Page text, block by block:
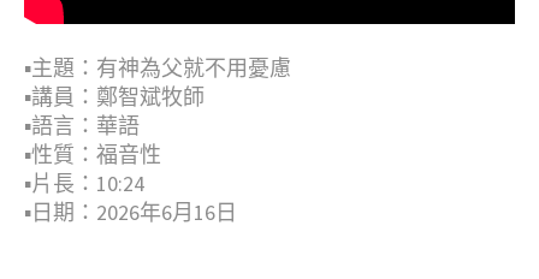
▪︎主題：有神為父就不用憂慮
▪︎講員：鄭智斌牧師
▪︎語言：華語
▪︎性質：福音性
▪︎片長：10:24
▪︎日期：2026年6月16日